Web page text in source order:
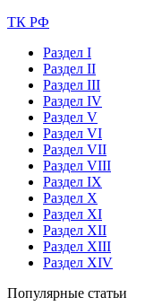
ТК РФ
Раздел I
Раздел II
Раздел III
Раздел IV
Раздел V
Раздел VI
Раздел VII
Раздел VIII
Раздел IX
Раздел X
Раздел XI
Раздел XII
Раздел XIII
Раздел XIV
Популярные статьи